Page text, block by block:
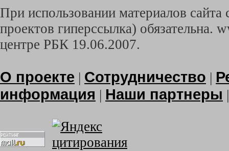
При использовании материалов
проектов гиперссылка) обязательна.
центре РБК 19.06.2007.
О проекте | Сотрудничество |
информация | Наши партнеры